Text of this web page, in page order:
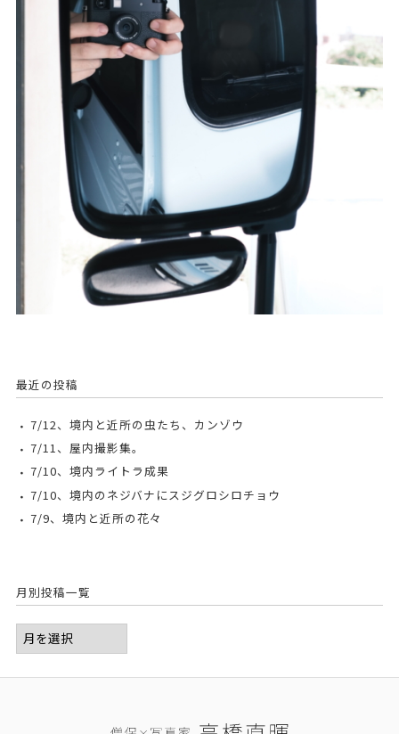
最近の投稿
7/12、境内と近所の虫たち、カンゾウ
7/11、屋内撮影集。
7/10、境内ライトラ成果
7/10、境内のネジバナにスジグロシロチョウ
7/9、境内と近所の花々
月別投稿一覧